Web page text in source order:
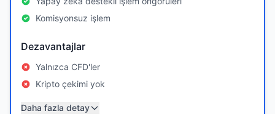
Komisyonsuz işlem
Dezavantajlar
Yalnızca CFD'ler
Kripto çekimi yok
Daha fazla detay